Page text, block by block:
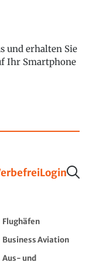
und erhalten Sie
Ihr Smartphone
Login
Flughäfen
Business Aviation
Aus- und